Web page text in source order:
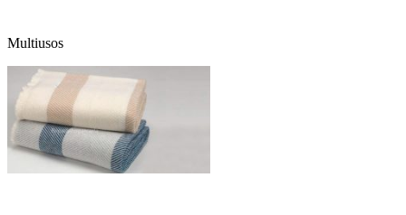
Multiusos